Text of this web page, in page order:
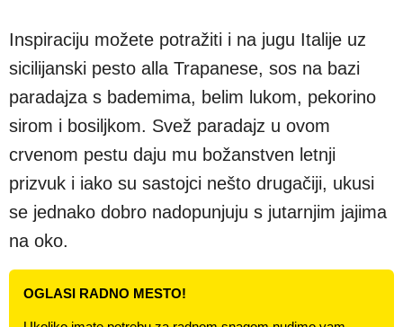
Inspiraciju možete potražiti i na jugu Italije uz
sicilijanski pesto alla Trapanese, sos na bazi
paradajza s bademima, belim lukom, pekorino
sirom i bosiljkom. Svež paradajz u ovom
crvenom pestu daju mu božanstven letnji
prizvuk i iako su sastojci nešto drugačiji, ukusi
se jednako dobro nadopunjuju s jutarnjim jajima
na oko.
OGLASI RADNO MESTO!